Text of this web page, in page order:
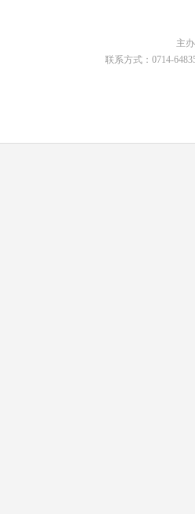
主
联系方式：0714-